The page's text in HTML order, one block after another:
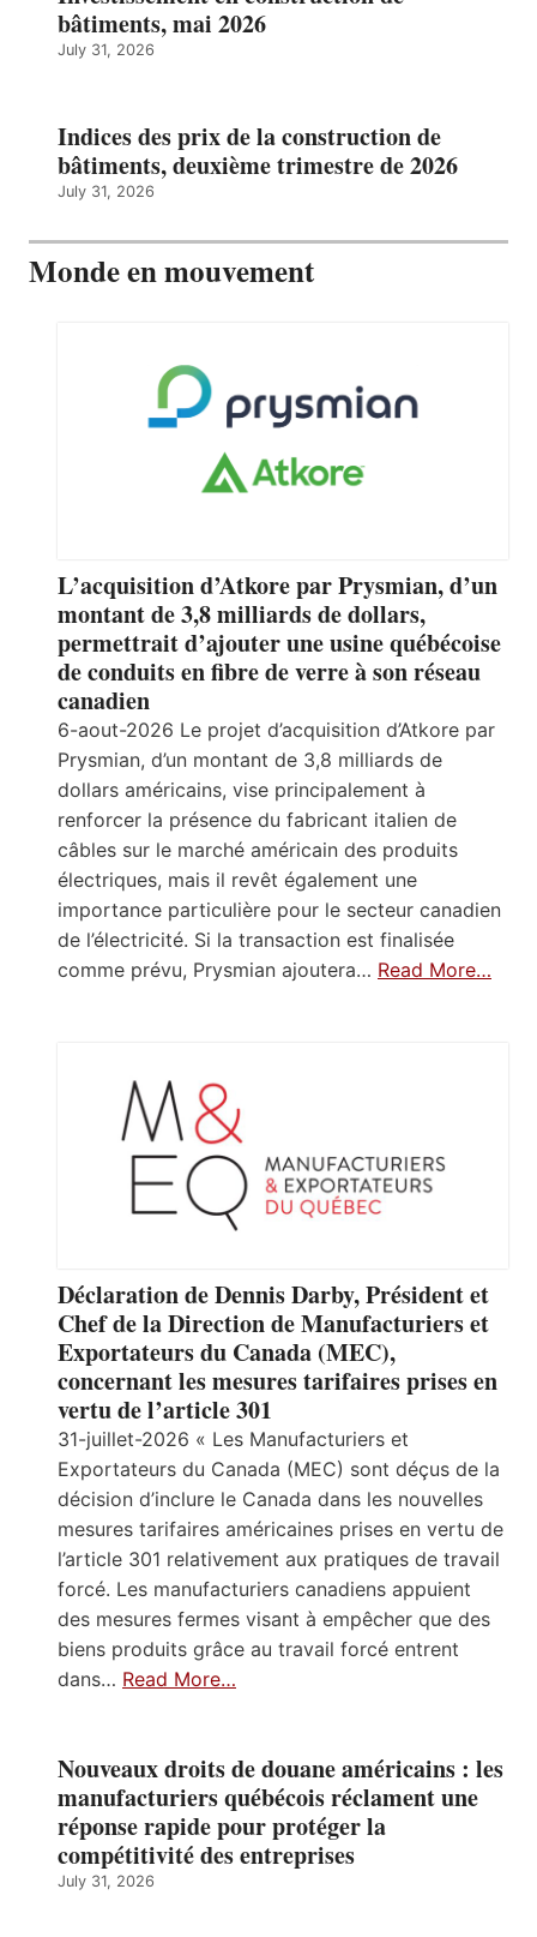
bâtiments, mai 2026
July 31, 2026
Indices des prix de la construction de
bâtiments, deuxième trimestre de 2026
July 31, 2026
Monde en mouvement
L’acquisition d’Atkore par Prysmian, d’un
montant de 3,8 milliards de dollars,
permettrait d’ajouter une usine québécoise
de conduits en fibre de verre à son réseau
canadien
6-aout-2026 Le projet d’acquisition d’Atkore par
Prysmian, d’un montant de 3,8 milliards de
dollars américains, vise principalement à
renforcer la présence du fabricant italien de
câbles sur le marché américain des produits
électriques, mais il revêt également une
importance particulière pour le secteur canadien
de l’électricité. Si la transaction est finalisée
comme prévu, Prysmian ajoutera… Read More…
Déclaration de Dennis Darby, Président et
Chef de la Direction de Manufacturiers et
Exportateurs du Canada (MEC),
concernant les mesures tarifaires prises en
vertu de l’article 301
31-juillet-2026 « Les Manufacturiers et
Exportateurs du Canada (MEC) sont déçus de la
décision d’inclure le Canada dans les nouvelles
mesures tarifaires américaines prises en vertu de
l’article 301 relativement aux pratiques de travail
forcé. Les manufacturiers canadiens appuient
des mesures fermes visant à empêcher que des
biens produits grâce au travail forcé entrent
dans… Read More…
Nouveaux droits de douane américains : les
manufacturiers québécois réclament une
réponse rapide pour protéger la
compétitivité des entreprises
July 31, 2026